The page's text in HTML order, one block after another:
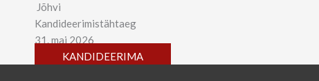
Jõhvi
Kandideerimistähtaeg
31. mai 2026
KANDIDEERIMA